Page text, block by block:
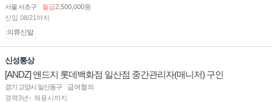
서울 서초구 월급2,500,000원
신입 08/21까지
의류신발
신성통상
[ANDZ] 앤드지 롯데백화점 일산점 중간관리자(매니저) 구인
경기 고양시 일산동구
급여협의
경력3년↑ 채용시까지